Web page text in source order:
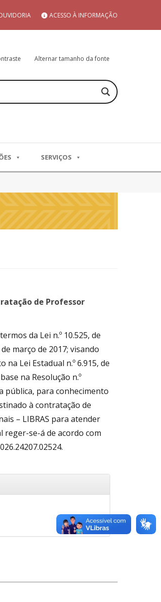
ACESSO À INFORMAÇÃO
Alternar tamanho da fonte
SERVIÇOS
de Professor
da Lei n.º 10.525, de
março de 2017; visando
Lei Estadual n.º 6.915, de
na Resolução n.º
pública, para conhecimento
à contratação de
– LIBRAS para atender
reger-se-á de acordo com